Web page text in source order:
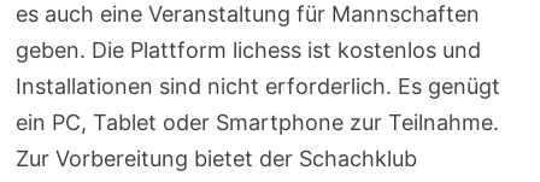
es auch eine Veranstaltung für Mannschaften
geben. Die Plattform lichess ist kostenlos und
Installationen sind nicht erforderlich. Es genügt
ein PC, Tablet oder Smartphone zur Teilnahme.
Zur Vorbereitung bietet der Schachklub